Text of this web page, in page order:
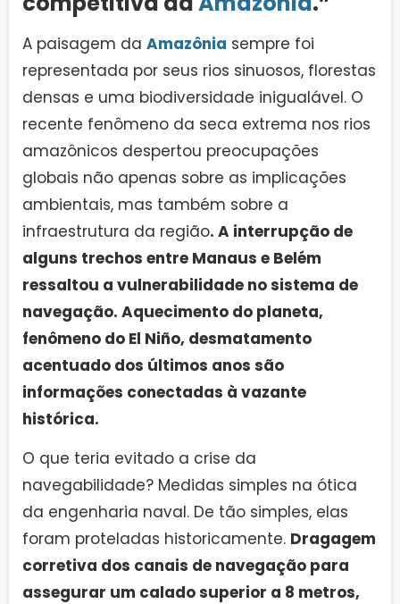
A paisagem da Amazônia sempre foi
representada por seus rios sinuosos, florestas
densas e uma biodiversidade inigualável. O
recente fenômeno da seca extrema nos rios
amazônicos despertou preocupações
globais não apenas sobre as implicações
ambientais, mas também sobre a
infraestrutura da região. A interrupção de
alguns trechos entre Manaus e Belém
ressaltou a vulnerabilidade no sistema de
navegação. Aquecimento do planeta,
fenômeno do El Niño, desmatamento
acentuado dos últimos anos são
informações conectadas à vazante
histórica.
O que teria evitado a crise da
navegabilidade? Medidas simples na ótica
da engenharia naval. De tão simples, elas
foram proteladas historicamente. Dragagem
corretiva dos canais de navegação para
assegurar um calado superior a 8 metros,